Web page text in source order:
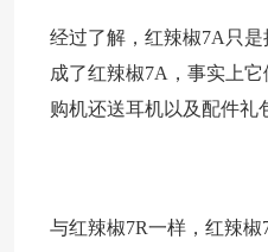
经过了解，红辣椒7A只
成了红辣椒7A，事实上
购机还送耳机以及配件礼
与红辣椒7R一样，红辣